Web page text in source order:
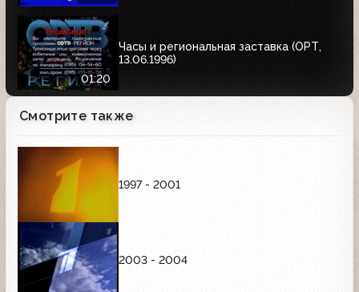
01:20
Часы и региональная заставка (ОРТ,
13.06.1996)
Смотрите также
1997 - 2001
2003 - 2004